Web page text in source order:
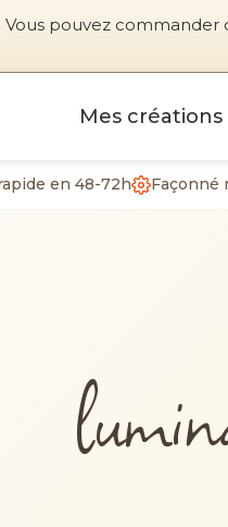
. Vous pouvez
Mes créations
en 48-72h Façonné